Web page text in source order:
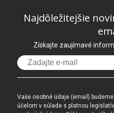
Najdôležitejšie
Získajte zaujímavé
Vaše osobné údaje (email)
účelom v súlade s platnou